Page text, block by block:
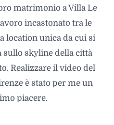
matrimonio a Villa Le
incastonato tra le
location unica da cui si
sullo skyline della città
Realizzare il video del
è stato per me un
piacere.